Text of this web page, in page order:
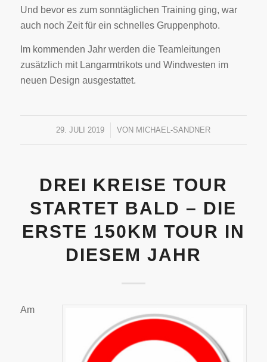
Und bevor es zum sonntäglichen Training ging, war
auch noch Zeit für ein schnelles Gruppenphoto.
Im kommenden Jahr werden die Teamleitungen
zusätzlich mit Langarmtrikots und Windwesten im
neuen Design ausgestattet.
29. JULI 2019
/ VON MICHAEL-SANDNER
DREI KREISE TOUR
STARTET BALD – DIE
ERSTE 150KM TOUR IN
DIESEM JAHR
Am